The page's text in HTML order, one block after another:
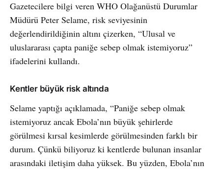
Gazetecilere bilgi veren WHO Olağanüstü Durumlar
Müdürü Peter Selame, risk seviyesinin
değerlendirildiğinin altını çizerken, “Ulusal ve
uluslararası çapta paniğe sebep olmak istemiyoruz”
ifadelerini kullandı.
Kentler büyük risk altında
Selame yaptığı açıklamada, “Paniğe sebep olmak
istemiyoruz ancak Ebola’nın büyük şehirlerde
görülmesi kırsal kesimlerde görülmesinden farklı bir
durum. Çünkü biliyoruz ki kentlerde bulunan insanlar
arasındaki iletişim daha yüksek. Bu yüzden, Ebola’nın